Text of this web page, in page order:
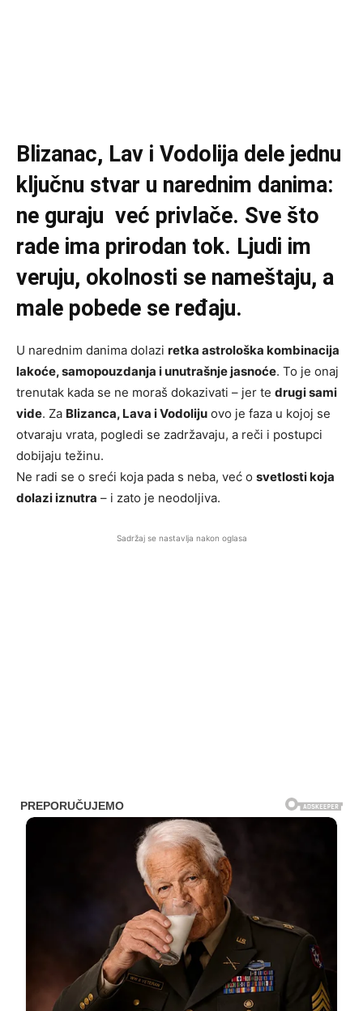
Blizanac, Lav i Vodolija dele jednu
ključnu stvar u narednim danima:
ne guraju već privlače. Sve što
rade ima prirodan tok. Ljudi im
veruju, okolnosti se nameštaju, a
male pobede se ređaju.
U narednim danima dolazi retka astrološka kombinacija
lakoće, samopouzdanja i unutrašnje jasnoće. To je onaj
trenutak kada se ne moraš dokazivati – jer te drugi sami
vide. Za Blizanca, Lava i Vodoliju ovo je faza u kojoj se
otvaraju vrata, pogledi se zadržavaju, a reči i postupci
dobijaju težinu.
Ne radi se o sreći koja pada s neba, već o svetlosti koja
dolazi iznutra – i zato je neodoljiva.
Sadržaj se nastavlja nakon oglasa